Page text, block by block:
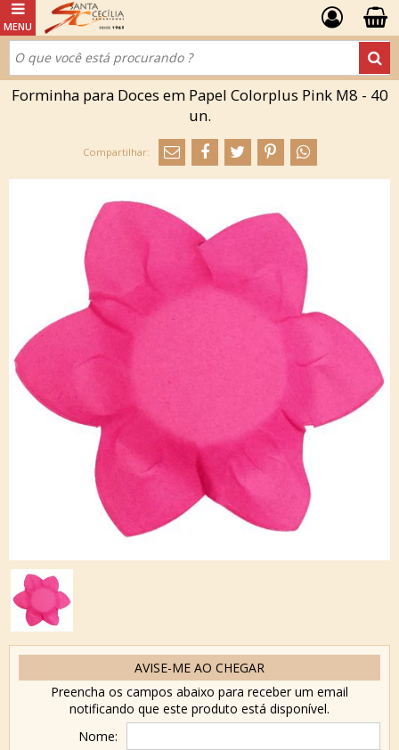
Forminha para Doces em Papel Colorplus Pink M8 - 40
un.
AVISE-ME AO CHEGAR
Preencha os campos abaixo para receber um email
notificando que este produto está disponível.
Nome: